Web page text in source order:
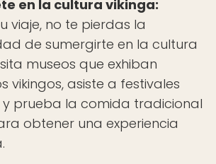
en la cultura vikinga:
viaje, no te pierdas la
de sumergirte en la cultura
museos que exhiban
vikingos, asiste a festivales
y prueba la comida tradicional
obtener una experiencia